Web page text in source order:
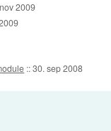
2009
::30. sep 2008